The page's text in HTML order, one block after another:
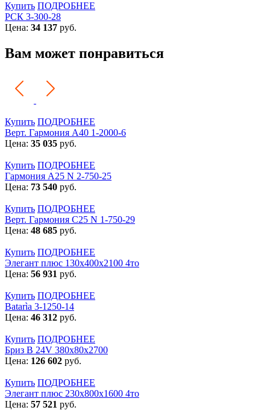
Купить ПОДРОБНЕЕ
РСК 3-300-28
Цена: 34 137 руб.
Вам может понравиться
Купить ПОДРОБНЕЕ
Верт. Гармония А40 1-2000-6
Цена: 35 035 руб.
Купить ПОДРОБНЕЕ
Гармония А25 N 2-750-25
Цена: 73 540 руб.
Купить ПОДРОБНЕЕ
Верт. Гармония С25 N 1-750-29
Цена: 48 685 руб.
Купить ПОДРОБНЕЕ
Элегант плюс 130x400x2100 4то
Цена: 56 931 руб.
Купить ПОДРОБНЕЕ
Batarìa 3-1250-14
Цена: 46 312 руб.
Купить ПОДРОБНЕЕ
Бриз В 24V 380x80x2700
Цена: 126 602 руб.
Купить ПОДРОБНЕЕ
Элегант плюс 230x800x1600 4то
Цена: 57 521 руб.